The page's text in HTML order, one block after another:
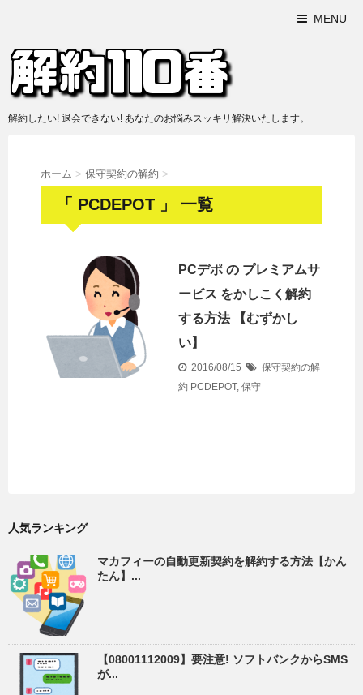
MENU
解約したい! 退会できない! あなたのお悩みスッキリ解決いたします。
ホーム > 保守契約の解約 >
「 PCDEPOT 」 一覧
PCデポ の プレミアムサ
ービス をかしこく解約
する方法 【むずかし
い】
2016/08/15
保守契約の解
約 PCDEPOT, 保守
人気ランキング
マカフィーの自動更新契約を解約する方法【かん
たん】...
【08001112009】要注意! ソフトバンクからSMS
が...